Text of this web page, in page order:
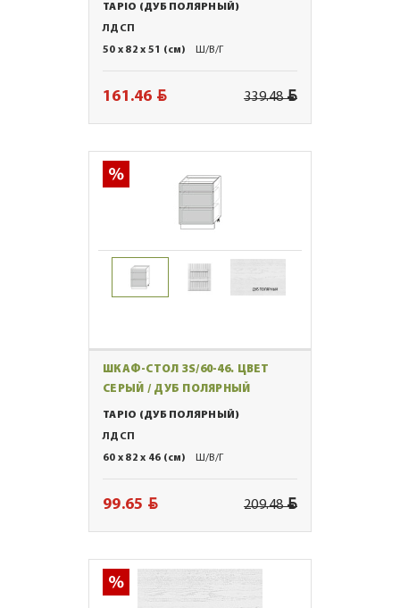
TAPIO (ДУБ ПОЛЯРНЫЙ)
ЛДСП
50 x 82 x 51 (см)
Ш/В/Г
161.46 BYN 339.48BYN
ШКАФ-СТОЛ 3S/60-46. ЦВЕТ
СЕРЫЙ / ДУБ ПОЛЯРНЫЙ
TAPIO (ДУБ ПОЛЯРНЫЙ)
ЛДСП
60 x 82 x 46 (см)
Ш/В/Г
99.65 BYN 209.48BYN